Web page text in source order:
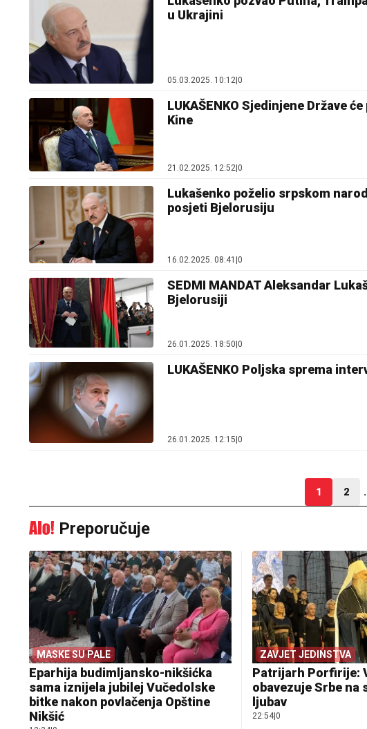
u Ukrajini
05.03.2025. 10:12 0
LUKAŠENKO Sjedinjene Države
Kine
21.02.2025. 12:52|0
Lukašenko poželio srpskom
posjeti Bjelorusiju
16.02.2025. 08:41 |0
SEDMI MANDAT Aleksandar
Bjelorusiji
26.01.2025. 18:50|0
LUKAŠENKO Poljska sprema
26.01.2025. 12:15 0
1 2
Preporučuje
MASKE SU PALE
Eparhija budimljansko-nikšićka
sama iznijela jubilej Vučedolske
bitke nakon povlačenja Opštine
Nikšić
ZAVJET JEDINSTVA
Patrijarh Porfirije:
obavezuje Srbe na
ljubav
22:54| 0